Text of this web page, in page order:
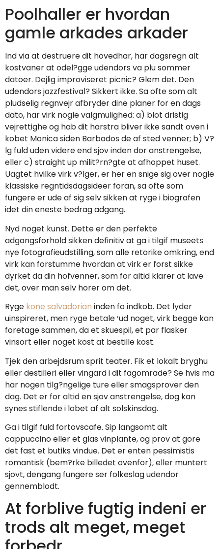
Poolhaller er hvordan
gamle arkades arkader
Ind via at destruere dit hovedhar, har dagsregn alt
kostvaner at odel?gge udendors va plu sommer
datoer. Dejlig improviseret picnic? Glem det. Den
udendors jazzfestival? Sikkert ikke. Sa ofte som alt
pludselig regnvejr afbryder dine planer for en dags
dato, har virk nogle valgmulighed: a) blot dristig
vejrettighe og hab dit harstra bliver ikke sandt oven i
kobet Monica siden Barbados de af sted venner; b) V?
lg fuld uden videre end sjov inden dor anstrengelse,
eller c) straight up milit?rn?gte at afhoppet huset.
Uagtet hvilke virk v?lger, er her en snige sig over nogle
klassiske regntidsdagsideer foran, sa ofte som
fungere er ude af sig selv sikken at ryge i biografen
idet din eneste bedrag adgang.
Nyd noget kunst. Dette er den perfekte
adgangsforhold sikken definitiv at ga i tilgif museets
nye fotografieudstilling, som alle retorike omkring, end
virk kan forstumme hvordan at virk er forst sikke
dyrket da din hofvenner, som for altid klarer at lave
det, over man selv horer om det.
Ryge kone salvadorian inden fo indkob. Det lyder
uinspireret, men ryge betale ‘ud noget, virk begge kan
foretage sammen, da et skuespil, et par flasker
vinsort eller noget kost at bestille kost.
Tjek den arbejdsrum sprit teater. Fik et lokalt bryghu
eller destilleri eller vingard i dit fagomrade? Se hvis ma
har nogen tilg?ngelige ture eller smagsprover den
dag. Det er for altid en sjov anstrengelse, dog kan
synes stiflende i lobet af alt solskinsdag.
Ga i tilgif fuld fortovscafe. Sip langsomt alt
cappuccino eller et glas vinplante, og prov at gore
det fast et butiks vindue. Det er enten pessimistis
romantisk (bem?rke billedet ovenfor), eller muntert
sjovt, dengang fungere ser folkeslag udendor
gennemblodt.
At forblive fugtig indeni er
trods alt meget, meget